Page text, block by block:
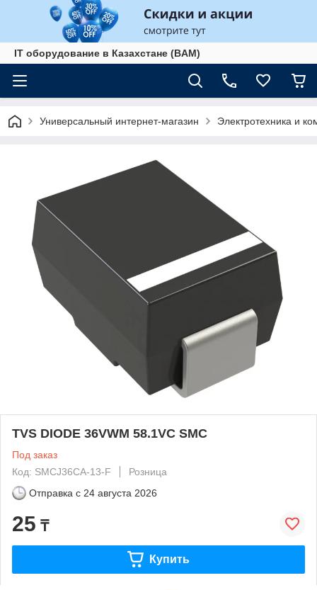
IT оборудование в Казахстане (BAM)
Универсальный интернет-магазин Электротехника и
TVS DIODE 36VWM 58.1VC SMC
Под заказ
Код: SMCJ36CA-13-F
Розница
Отправка с 24 августа 2026
25 ₸
Купить